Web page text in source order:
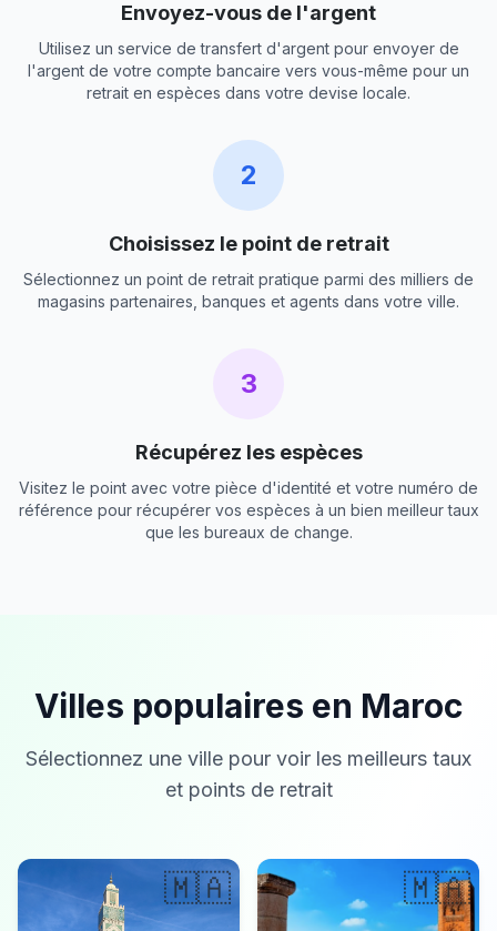
Envoyez-vous de l'argent
Utilisez un service de transfert d'argent pour envoyer de
l'argent de votre compte bancaire vers vous-même pour un
retrait en espèces dans votre devise locale.
2
Choisissez le point de retrait
Sélectionnez un point de retrait pratique parmi des milliers de
magasins partenaires, banques et agents dans votre ville.
3
Récupérez les espèces
Visitez le point avec votre pièce d'identité et votre numéro de
référence pour récupérer vos espèces à un bien meilleur taux
que les bureaux de change.
Villes populaires en Maroc
Sélectionnez une ville pour voir les meilleurs taux
et points de retrait
🇲🇦 🇲🇦